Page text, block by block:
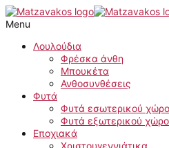
Skip
to
content
Menu
Λουλούδια
Φρέσκα άνθη
Μπουκέτα
Ανθοσυνθέσεις
Φυτά
Φυτά εσωτερικού
Φυτά εξωτερικού
Εποχιακά
Χριστουγεννιάτικα
Forever
Red
Heart
quantity